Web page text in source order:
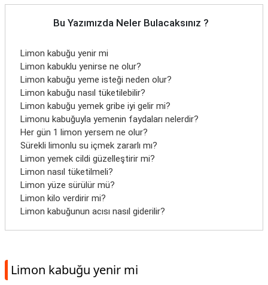
Bu Yazımızda Neler Bulacaksınız ?
Limon kabuğu yenir mi
Limon kabuklu yenirse ne olur?
Limon kabuğu yeme isteği neden olur?
Limon kabuğu nasıl tüketilebilir?
Limon kabuğu yemek gribe iyi gelir mi?
Limonu kabuğuyla yemenin faydaları nelerdir?
Her gün 1 limon yersem ne olur?
Sürekli limonlu su içmek zararlı mı?
Limon yemek cildi güzelleştirir mi?
Limon nasıl tüketilmeli?
Limon yüze sürülür mü?
Limon kilo verdirir mi?
Limon kabuğunun acısı nasıl giderilir?
Limon kabuğu yenir mi